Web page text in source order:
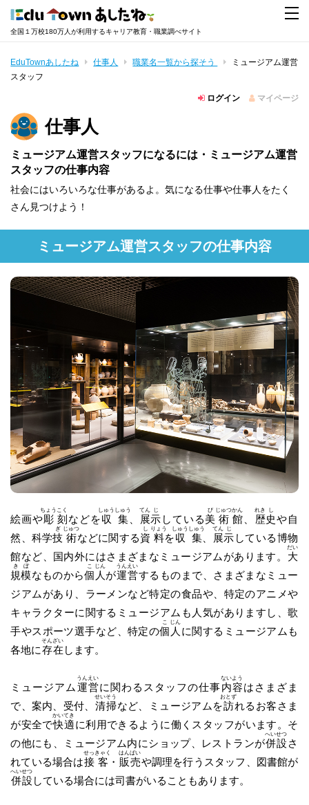
全国１万校180万人が利用するキャリア教育・職業調べサイト
EduTownあしたね 仕事人 職業名一覧から探そう
ミュージアム運営
スタッフ
ログイン マイページ
仕事人
ミュージアム運営スタッフになるには・ミュージアム運営
スタッフの仕事内容
社会にはいろいろな仕事があるよ。気になる仕事や仕事人をたく
さん見つけよう！
ミュージアム運営スタッフの仕事内容
絵画や彫
ちょう
刻
こく
などを収
しゅう
集
しゅう
展
てん
示
じ
している美
び
術
じゅつ
館
かん
歴
れき
史
し
や自
然、科学技
ぎ
術
じゅつ
などに関する資
し
料
りょう
を収
しゅう
集
しゅう
展
てん
示
じ
している博物
館など、国内外にはさまざまなミュージアムがあります。 大
だい
規
き
模
ぼ
なものから個
こ
人
じん
が運
うん
営
えい
するものまで、さまざまなミュー
ジアムがあり、ラーメンなど特定の食品や、特定のアニメや
キャラクターに関するミュージアムも人気がありますし、歌
手やスポーツ選手など、特定の個
こ
人
じん
に関するミュージアムも
各地に存
そん
在
ざい
します。
ミュージアム 運
うん
営
えい
に関わるスタッフの仕事内
ない
容
よう
はさまざま
で、案内、受付、 清
せい
掃
そう
など、ミュージアムを訪
おとず
れるお客さま
が安全で快
かい
適
てき
に利用できるように働くスタッフがいます。そ
の他にも、ミュージアム内にショップ、レストランが併
へい
設
せつ
さ
れている場合は接
せっ
客
きゃく
・ 販
はん
売
ばい
や調理を行うスタッフ、図書館が
併
へい
設
せつ
している場合には司書がいることもあります。